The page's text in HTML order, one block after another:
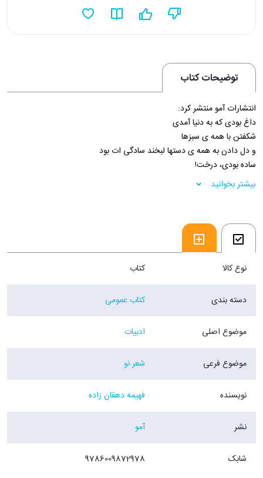
توضیحات کتاب
انتشارات آمو منتشر کرد:
داغ بودی که به دنیا آمدی
شکفتن با همه ی سبزها
و دل دادن به همه ی دستها لبخند سادگی ات بود
ساده بودی، درخت!
امروز
که بر همه ی فصل ها پاییز ریخته است
و از دنیا می روی
فروشگاه اینترنتی 30بوک
بیشتر بخوانید
نوع کالا کتاب
دسته بندی کتاب عمومی
موضوع اصلی ادبیات
موضوع فرعی شعر نو
نویسنده فهیمه دهقان زاده
نشر آمو
شابک 9786009872978